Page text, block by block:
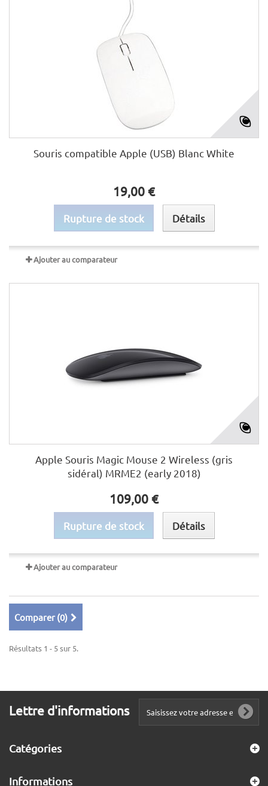
Souris compatible Apple (USB) Blanc White
19,00 €
Rupture de stock Détails
Ajouter au comparateur
Apple Souris Magic Mouse 2 Wireless (gris
sidéral) MRME2 (early 2018)
109,00 €
Rupture de stock Détails
Ajouter au comparateur
Comparer (0)
Résultats 1 - 5 sur 5.
Lettre d'informations
Catégories
Informations